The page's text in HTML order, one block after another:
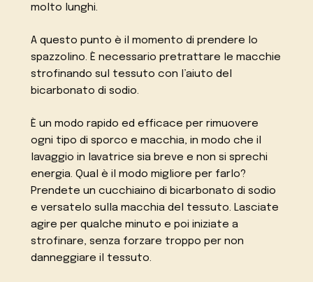
molto lunghi.
A questo punto è il momento di prendere lo
spazzolino. È necessario pretrattare le macchie
strofinando sul tessuto con l’aiuto del
bicarbonato di sodio.
È un modo rapido ed efficace per rimuovere
ogni tipo di sporco e macchia, in modo che il
lavaggio in lavatrice sia breve e non si sprechi
energia. Qual è il modo migliore per farlo?
Prendete un cucchiaino di bicarbonato di sodio
e versatelo sulla macchia del tessuto. Lasciate
agire per qualche minuto e poi iniziate a
strofinare, senza forzare troppo per non
danneggiare il tessuto.